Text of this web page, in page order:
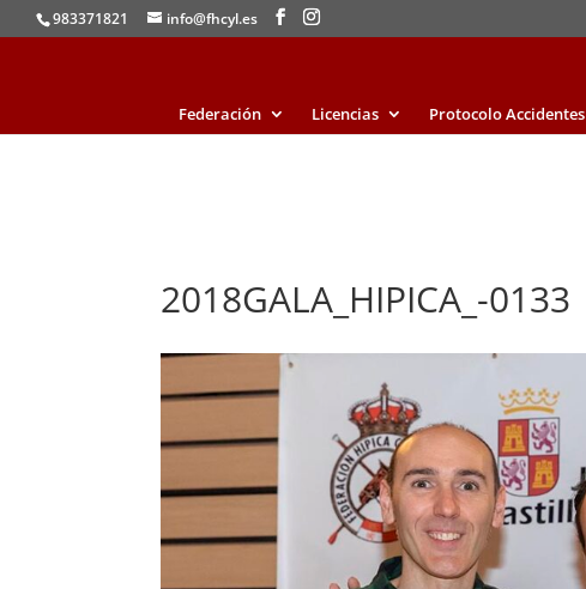
983371821 info@fhcyl.es
Federación Licencias Protocolo Accidentes
2018GALA_HIPICA_-0133